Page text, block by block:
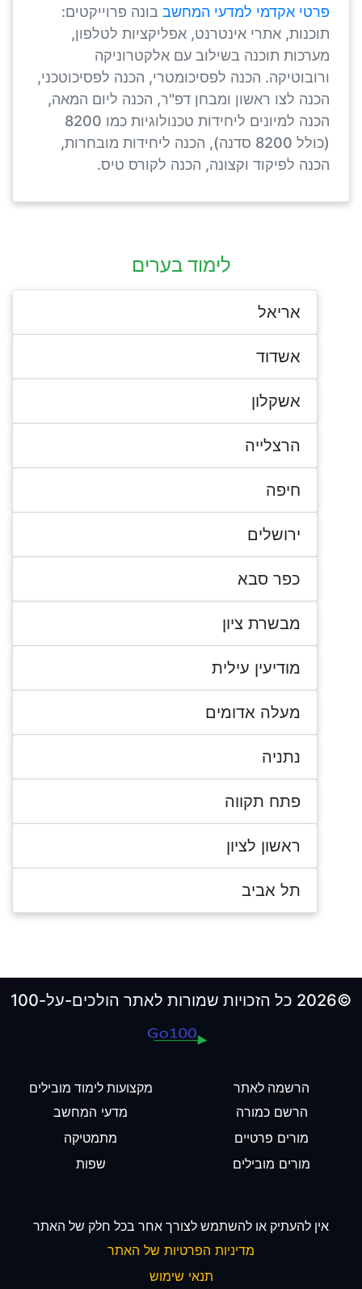
פרטי אקדמי למדעי המחשב בונה פרוייקטים:
תוכנות, אתרי אינטרנט, אפליקציות לטלפון,
מערכות תוכנה בשילוב עם אלקטרוניקה
ורובוטיקה. הכנה לפסיכומטרי, הכנה לפסיכוטכני,
הכנה לצו ראשון ומבחן דפ"ר, הכנה ליום המאה,
הכנה למיונים ליחידות טכנולוגיות כמו 8200
(כולל 8200 סדנה), הכנה ליחידות מובחרות,
הכנה לפיקוד וקצונה, הכנה לקורס טיס.
לימוד בערים
אריאל
אשדוד
אשקלון
הרצלייה
חיפה
ירושלים
כפר סבא
מבשרת ציון
מודיעין עילית
מעלה אדומים
נתניה
פתח תקווה
ראשון לציון
תל אביב
©2026 כל הזכויות שמורות לאתר הולכים-על-100
הרשמה לאתר
הרשם כמורה
מורים פרטיים
מורים מובילים
מקצועות לימוד מובילים
מדעי המחשב
מתמטיקה
שפות
אין להעתיק או להשתמש לצורך אחר בכל חלק של האתר
מדיניות הפרטיות של האתר
תנאי שימוש